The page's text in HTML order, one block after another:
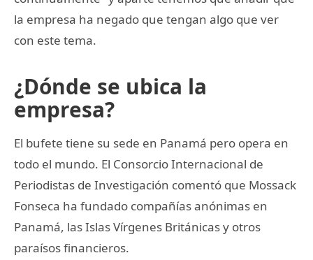
la empresa ha negado que tengan algo que ver
con este tema.
¿Dónde se ubica la
empresa?
El bufete tiene su sede en Panamá pero opera en
todo el mundo. El Consorcio Internacional de
Periodistas de Investigación comentó que Mossack
Fonseca ha fundado compañías anónimas en
Panamá, las Islas Vírgenes Británicas y otros
paraísos financieros.